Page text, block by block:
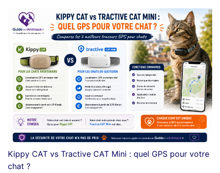
Kippy CAT vs Tractive CAT Mini : quel GPS pour votre
chat ?